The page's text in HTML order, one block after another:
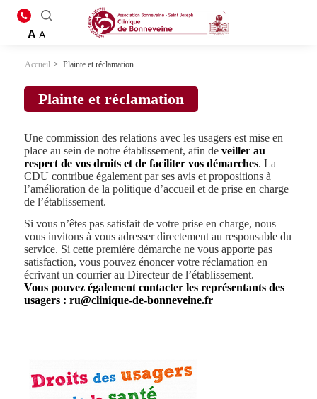
A A
Accueil > Plainte et réclamation
Plainte et réclamation
Une commission des relations avec les usagers est mise en
place au sein de notre établissement, afin de veiller au
respect de vos droits et de faciliter vos démarches. La
CDU contribue également par ses avis et propositions à
l’amélioration de la politique d’accueil et de prise en charge
de l’établissement.
Si vous n’êtes pas satisfait de votre prise en charge, nous
vous invitons à vous adresser directement au responsable du
service. Si cette première démarche ne vous apporte pas
satisfaction, vous pouvez énoncer votre réclamation en
écrivant un courrier au Directeur de l’établissement.
Vous pouvez également contacter les représentants des
usagers : ru@clinique-de-bonneveine.fr